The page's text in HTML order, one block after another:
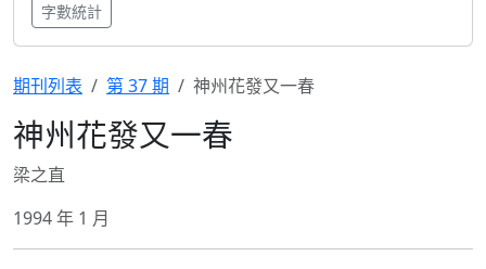
字數統計
期刊列表 第 37 期 神州花發又一春
神州花發又一春
梁之直
1994 年 1 月